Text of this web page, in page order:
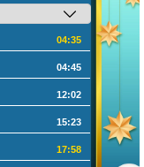
04:35
04:45
12:02
15:23
17:58